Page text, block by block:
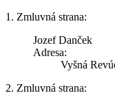
1. Zmluvná strana:
Jozef Danček
Adresa:
Vyšná
2. Zmluvná strana: